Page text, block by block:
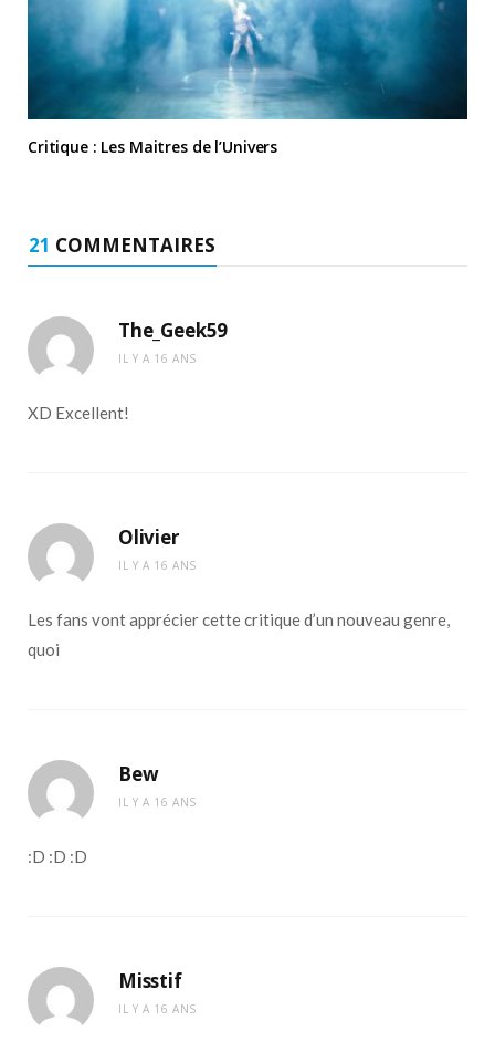
Critique : Les Maitres de l’Univers
21 COMMENTAIRES
The_Geek59
IL Y A 16 ANS
XD Excellent!
Olivier
IL Y A 16 ANS
Les fans vont apprécier cette critique d’un nouveau genre,
quoi
Bew
IL Y A 16 ANS
:D :D :D
Misstif
IL Y A 16 ANS